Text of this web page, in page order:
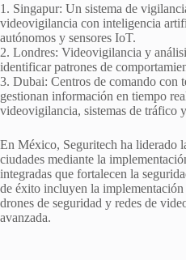
1. Singapur: Un sistema de
videovigilancia con inteligencia
autónomos y sensores IoT.
2. Londres: Videovigilancia y
identificar patrones de
3. Dubai: Centros de comando con
gestionan información en tiempo
videovigilancia, sistemas de tráfico
En México, Seguritech ha liderado
ciudades mediante la
integradas que fortalecen la
de éxito incluyen la implementación
drones de seguridad y redes de
avanzada.